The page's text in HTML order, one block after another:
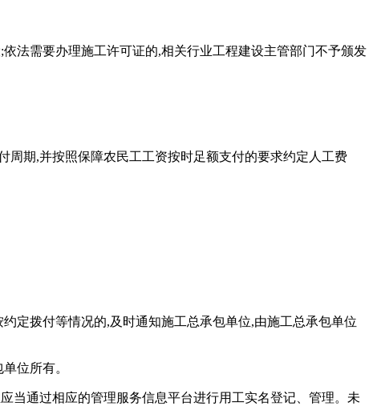
法需要办理施工许可证的,相关行业工程建设主管部门不予颁发
期,并按照保障农民工工资按时足额支付的要求约定人工费
定拨付等情况的,及时通知施工总承包单位,由施工总承包单位
位所有。
当通过相应的管理服务信息平台进行用工实名登记、管理。未